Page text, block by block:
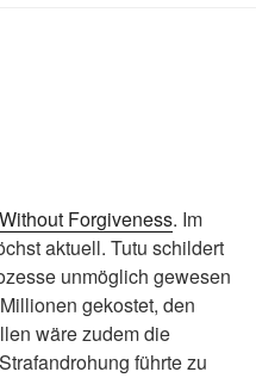
Forgiveness. Im
aktuell. Tutu schildert
unmöglich gewesen
gekostet, den
wäre zudem die
führte zu